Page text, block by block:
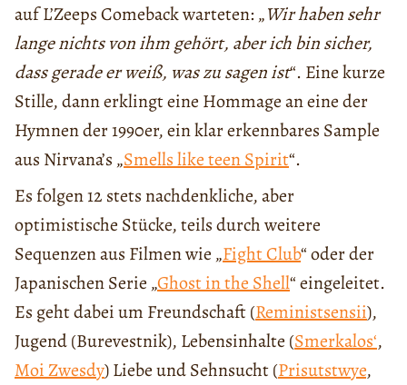
auf L’Zeeps Comeback warteten: „Wir haben sehr
lange nichts von ihm gehört, aber ich bin sicher,
dass gerade er weiß, was zu sagen ist“. Eine kurze
Stille, dann erklingt eine Hommage an eine der
Hymnen der 1990er, ein klar erkennbares Sample
aus Nirvana’s „Smells like teen Spirit“.
Es folgen 12 stets nachdenkliche, aber
optimistische Stücke, teils durch weitere
Sequenzen aus Filmen wie „Fight Club“ oder der
Japanischen Serie „Ghost in the Shell“ eingeleitet.
Es geht dabei um Freundschaft (Reministsensii),
Jugend (Burevestnik), Lebensinhalte (Smerkalos‘,
Moi Zwesdy) Liebe und Sehnsucht (Prisutstwye,